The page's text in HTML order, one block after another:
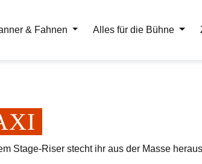
& Fahnen Alles für die Bühne
Stage-Riser stecht ihr aus der Masse